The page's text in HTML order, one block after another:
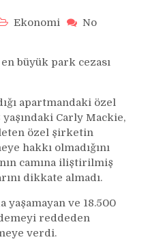
Ekonomi
No
büyük park cezası
apartmandaki özel
Carly Mackie,
özel şirketin
hakkı olmadığını
camına iliştirilmiş
dikkate almadı.
yaşamayan ve 18.500
reddeden
verdi.